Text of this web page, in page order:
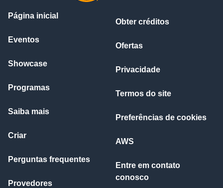
Página inicial
Eventos
Showcase
Programas
Saiba mais
Criar
Perguntas frequentes
Provedores
Obter créditos
Ofertas
Privacidade
Termos do site
Preferências de cookies
AWS
Entre em contato
conosco